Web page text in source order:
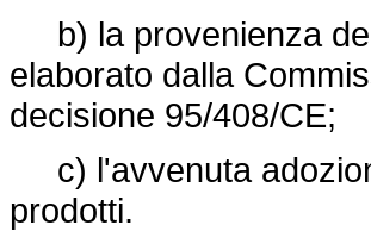
b) la provenienza
elaborato dalla
decisione 95/408/CE;
c) l'avvenuta
prodotti.